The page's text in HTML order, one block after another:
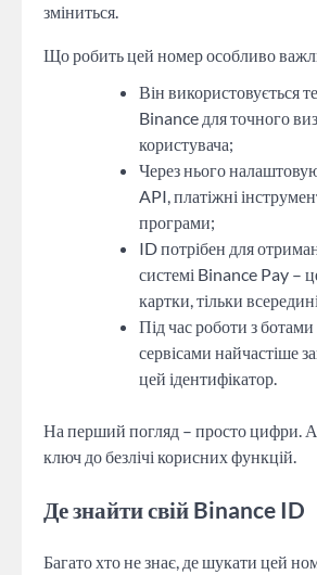
зміниться.
Що робить цей номер особливо
Він використовується
Binance для точного
користувача;
Через нього
API, платіжні
програми;
ID потрібен для
системі Binance Pay –
картки, тільки
Під час роботи з ботами
сервісами найчастіше
цей ідентифікатор.
На перший погляд – просто цифри.
ключ до безлічі корисних функцій.
Де знайти свій Binance ID
Багато хто не знає, де шукати цей